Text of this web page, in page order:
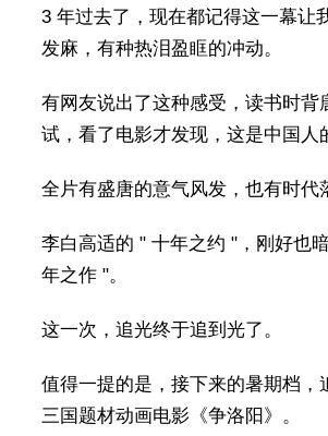
3 年过去了，现在都记得这一幕让
发麻，有种热泪盈眶的冲动。
有网友说出了这种感受，读书时背
试，看了电影才发现，这是中国人
全片有盛唐的意气风发，也有时代
李白高适的 " 十年之约 "，刚好也
年之作 "。
这一次，追光终于追到光了。
值得一提的是，接下来的暑期档，
三国题材动画电影《争洛阳》。